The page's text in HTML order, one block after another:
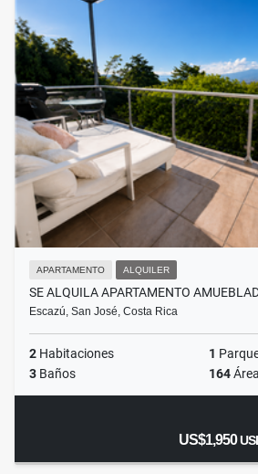
APARTAMENTO ALQUILER
SE ALQUILA APARTAMENTO
Escazú, San José, Costa Rica
2 Habitaciones 1
3 Baños 164
US$1,950